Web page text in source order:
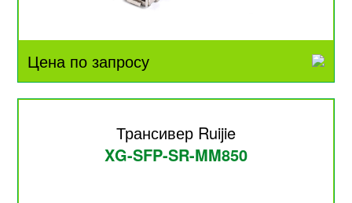
Цена по запросу
Трансивер Ruijie
XG-SFP-SR-MM850